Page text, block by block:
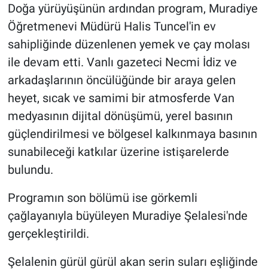
​Doğa yürüyüşünün ardından program, Muradiye
Öğretmenevi Müdürü Halis Tuncel'in ev
sahipliğinde düzenlenen yemek ve çay molası
ile devam etti. Vanlı gazeteci Necmi İdiz ve
arkadaşlarının öncülüğünde bir araya gelen
heyet, sıcak ve samimi bir atmosferde Van
medyasının dijital dönüşümü, yerel basının
güçlendirilmesi ve bölgesel kalkınmaya basının
sunabileceği katkılar üzerine istişarelerde
bulundu.
​Programın son bölümü ise görkemli
çağlayanıyla büyüleyen Muradiye Şelalesi'nde
gerçekleştirildi.
Şelalenin gürül gürül akan serin suları eşliğinde